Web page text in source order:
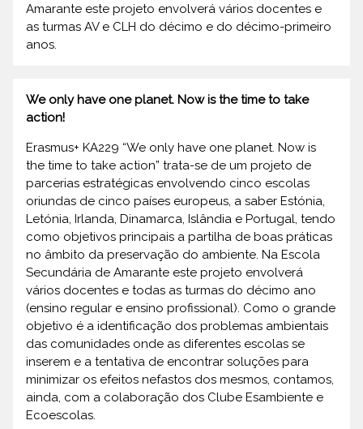
Amarante este projeto envolverá vários docentes e
as turmas AV e CLH do décimo e do décimo-primeiro
anos.
We only have one planet. Now is the time to take
action!
Erasmus+ KA229 “We only have one planet. Now is
the time to take action” trata-se de um projeto de
parcerias estratégicas envolvendo cinco escolas
oriundas de cinco países europeus, a saber Estónia,
Letónia, Irlanda, Dinamarca, Islândia e Portugal, tendo
como objetivos principais a partilha de boas práticas
no âmbito da preservação do ambiente. Na Escola
Secundária de Amarante este projeto envolverá
vários docentes e todas as turmas do décimo ano
(ensino regular e ensino profissional). Como o grande
objetivo é a identificação dos problemas ambientais
das comunidades onde as diferentes escolas se
inserem e a tentativa de encontrar soluções para
minimizar os efeitos nefastos dos mesmos, contamos,
ainda, com a colaboração dos Clube Esambiente e
Ecoescolas.